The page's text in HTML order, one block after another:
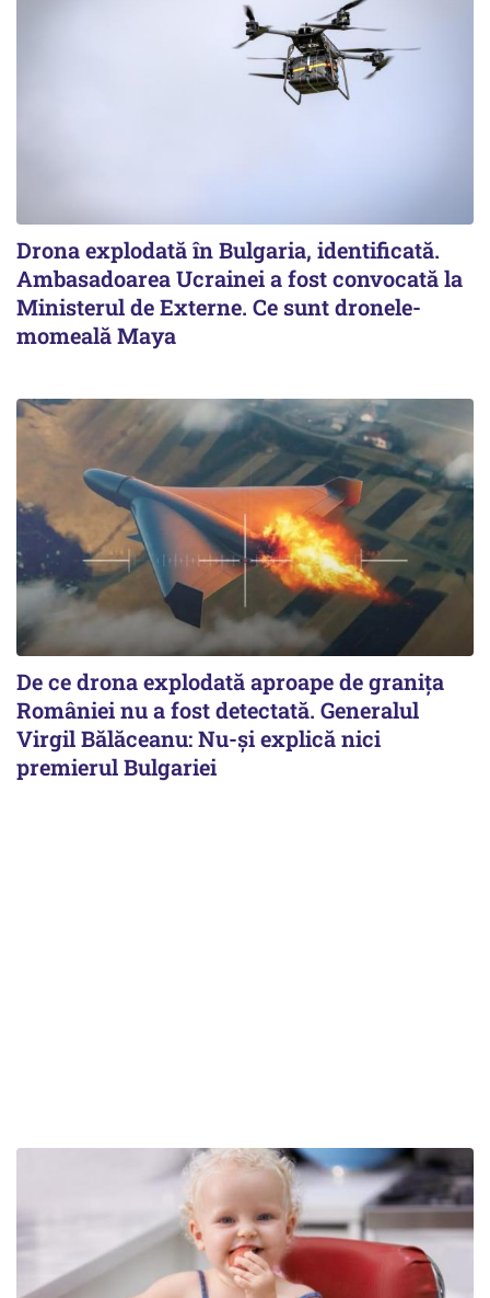
Drona explodată în Bulgaria, identificată.
Ambasadoarea Ucrainei a fost convocată la
Ministerul de Externe. Ce sunt dronele-
momeală Maya
De ce drona explodată aproape de granița
României nu a fost detectată. Generalul
Virgil Bălăceanu: Nu-și explică nici
premierul Bulgariei